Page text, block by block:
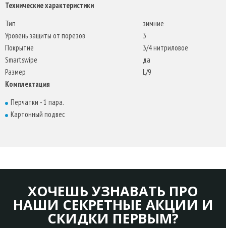
Технические характеристики
Тип
зимние
Уровень защиты от порезов
3
Покрытие
3/4 нитриловое
Smartswipe
да
Размер
L/9
Комплектация
Перчатки - 1 пара.
Картонный подвес
ХОЧЕШЬ УЗНАВАТЬ ПРО
НАШИ СЕКРЕТНЫЕ АКЦИИ И
СКИДКИ ПЕРВЫМ?